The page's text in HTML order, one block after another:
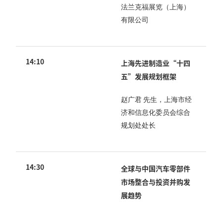
法兰克福展览（上海）
有限公司
14:10
上海先进制造业“十四
五”发展规划框架
赵广君 先生，上海市经
济和信息化委员会综合
规划处处长
14:30
全球与中国汽车零部件
市场整合与投资并购发
展趋势